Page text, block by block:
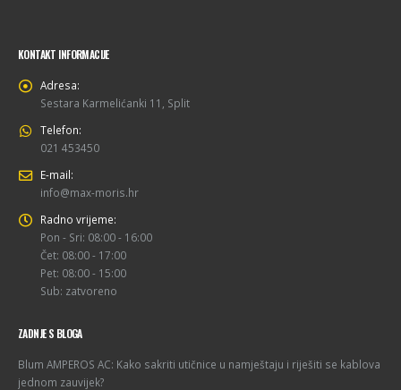
KONTAKT INFORMACIJE
Adresa:
Sestara Karmelićanki 11, Split
Telefon:
021 453450
E-mail:
info@max-moris.hr
Radno vrijeme:
Pon - Sri: 08:00 - 16:00
Čet: 08:00 - 17:00
Pet: 08:00 - 15:00
Sub: zatvoreno
ZADNJE S BLOGA
Blum AMPEROS AC: Kako sakriti utičnice u namještaju i riješiti se kablova
jednom zauvijek?